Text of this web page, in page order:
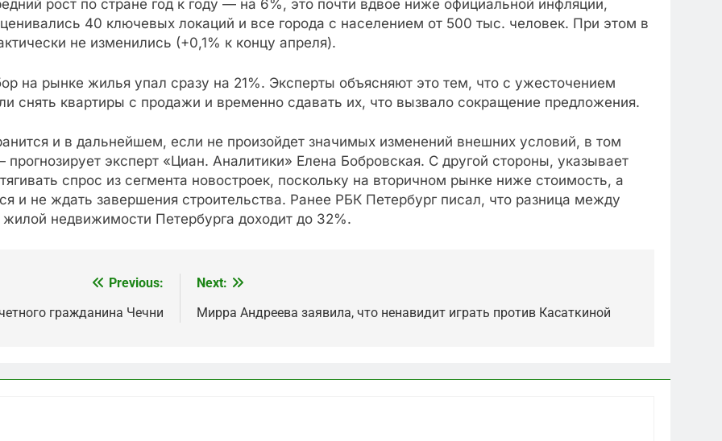
рост по стране год к году — на 6%, это почти вдвое ниже официальной инфляции,
40 ключевых локаций и все города с населением от 500 тыс. человек. При этом в
не изменились (+0,1% к концу апреля).
на рынке жилья упал сразу на 21%. Эксперты объясняют это тем, что с ужесточением
снять квартиры с продажи и временно сдавать их, что вызвало сокращение предложения.
и в дальнейшем, если не произойдет значимых изменений внешних условий, в том
эксперт «Циан. Аналитики» Елена Бобровская. С другой стороны, указывает
спрос из сегмента новостроек, поскольку на вторичном рынке ниже стоимость, а
и не ждать завершения строительства. Ранее РБК Петербург писал, что разница между
недвижимости Петербурга доходит до 32%.
Previous:
гражданина Чечни
Next:
Мирра Андреева заявила, что ненавидит играть против Касаткиной